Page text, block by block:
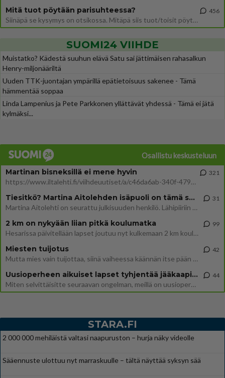
Mitä tuot pöytään parisuhteessa?
Siinäpä se kysymys on otsikossa. Mitäpä siis tuot/toisit pöytään parisuhteessa? Oletko mies vai nainen? Koetko sen mitä
456
SUOMI24 VIIHDE
Muistatko? Kädestä suuhun elävä Satu sai jättimäisen rahasalkun
Henry-miljonääriltä
Uuden TTK-juontajan ympärillä epätietoisuus sakenee - Tämä
hämmentää soppaa
Linda Lampenius ja Pete Parkkonen yllättävät yhdessä - Tämä ei jätä
kylmäksi...
Osallistu keskusteluun
Martinan bisneksillä ei mene hyvin
https://www.iltalehti.fi/viihdeuutiset/a/c46da6ab-340f-4790-aaa7-0865eed2336 Yrityksen konkurssihakemus on tullut kärä
321
Tiesitkö? Martina Aitolehden isäpuoli on tämä suosittu laulaja
Martina Aitolehti on seurattu julkisuuden henkilö. Lähipiiriin mahtuu muitakin tunnettuja henkilöitä. Tiesitkö, että Ma
31
2 km on nykyään liian pitkä koulumatka
Hesarissa päivitellään lapset joutuu nyt kulkemaan 2 km kouluun jösses. Ruostefillarilla tuo matka menee vaikka miten äk
99
Miesten tuijotus
Mutta mies vain tuijottaa, siinä vaiheessa käännän itse pään pois. Mikä juttu? Yleensä jos joku tuijottaa tai katsoo, hä
42
Uusioperheen aikuiset lapset tyhjentää jääkaapin käydessään
Miten selvittäisitte seuraavan ongelman, meillä on uusioperhe, minulla teini-ikäiset lapset ja puolisolla aikuiset, jotk
44
STARA.FI
2 000 000 mehiläistä valtasi naapuruston – hurja näky videolle
Sääennuste ulottuu nyt marraskuulle – tältä näyttää syksyn sää